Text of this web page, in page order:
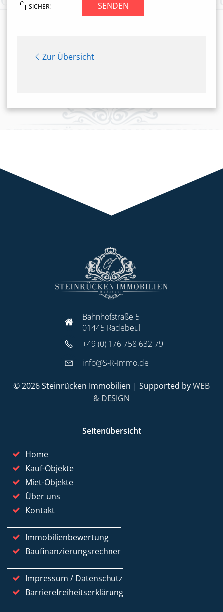
SICHER! SENDEN
Zur Übersicht
Bahnhofstraße 5
01445 Radebeul
+49 (0) 176 758 632 79
info@S-R-Immo.de
© 2026 Steinrücken Immobilien | Supported byWEB
& DESIGN
Seitenübersicht
Home
Kauf-Objekte
Miet-Objekte
Über uns
Kontakt
Immobilienbewertung
Baufinanzierungsrechner
Impressum / Datenschutz
Barrierefreiheitserklärung